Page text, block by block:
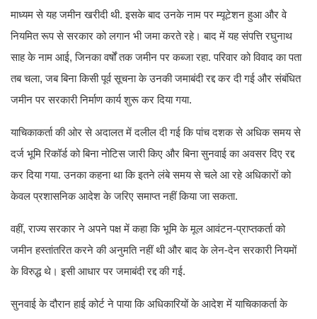
माध्यम से यह जमीन खरीदी थी. इसके बाद उनके नाम पर म्यूटेशन हुआ और वे
नियमित रूप से सरकार को लगान भी जमा करते रहे। बाद में यह संपत्ति रघुनाथ
साह के नाम आई, जिनका वर्षों तक जमीन पर कब्जा रहा. परिवार को विवाद का पता
तब चला, जब बिना किसी पूर्व सूचना के उनकी जमाबंदी रद्द कर दी गई और संबंधित
जमीन पर सरकारी निर्माण कार्य शुरू कर दिया गया.
याचिकाकर्ता की ओर से अदालत में दलील दी गई कि पांच दशक से अधिक समय से
दर्ज भूमि रिकॉर्ड को बिना नोटिस जारी किए और बिना सुनवाई का अवसर दिए रद्द
कर दिया गया. उनका कहना था कि इतने लंबे समय से चले आ रहे अधिकारों को
केवल प्रशासनिक आदेश के जरिए समाप्त नहीं किया जा सकता.
वहीं, राज्य सरकार ने अपने पक्ष में कहा कि भूमि के मूल आवंटन-प्राप्तकर्ता को
जमीन हस्तांतरित करने की अनुमति नहीं थी और बाद के लेन-देन सरकारी नियमों
के विरुद्ध थे। इसी आधार पर जमाबंदी रद्द की गई.
सुनवाई के दौरान हाई कोर्ट ने पाया कि अधिकारियों के आदेश में याचिकाकर्ता के